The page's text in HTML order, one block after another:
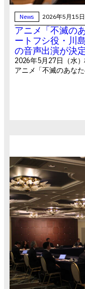
News 2026年5月15日
アニメ「不滅の
ートフシ役・川
の音声出演が決
2026年5月27日（水
アニメ「不滅のあな